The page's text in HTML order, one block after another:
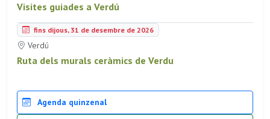
Visites guiades a Verdú
fins dijous, 31 de desembre de 2026
Verdú
Ruta dels murals ceràmics de Verdu
Agenda quinzenal